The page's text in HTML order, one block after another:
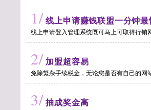
1/ 线上申请赚钱联盟一分钟最
线上申请登入管理系统既可马上可取得行销
2/ 加盟超容易
免除繁杂手续税金，无论您是否有自己的网
3/ 抽成奖金高